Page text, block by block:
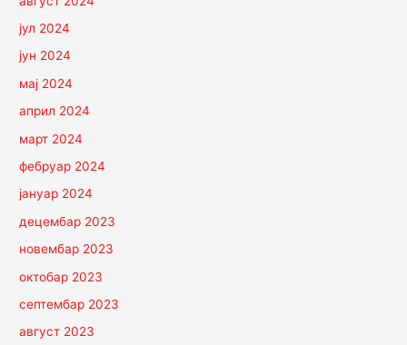
јул 2024
јун 2024
мај 2024
април 2024
март 2024
фебруар 2024
јануар 2024
децембар 2023
новембар 2023
октобар 2023
септембар 2023
август 2023